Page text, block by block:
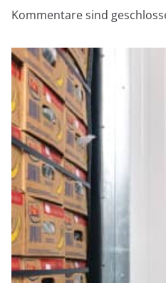
Kommentare sind